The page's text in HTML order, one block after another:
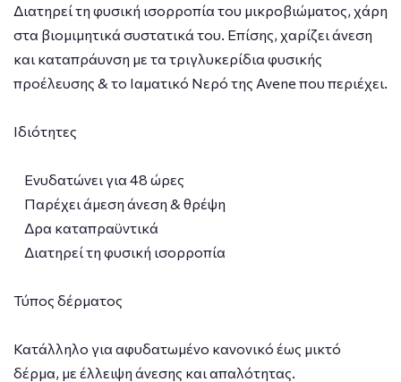
Διατηρεί τη φυσική ισορροπία του μικροβιώματος, χάρη
στα βιομιμητικά συστατικά του. Επίσης, χαρίζει άνεση
και καταπράυνση με τα τριγλυκερίδια φυσικής
προέλευσης & το Ιαματικό Νερό της Avene που περιέχει.
Ιδιότητες
Ενυδατώνει για 48 ώρες
Παρέχει άμεση άνεση & θρέψη
Δρα καταπραϋντικά
Διατηρεί τη φυσική ισορροπία
Τύπος δέρματος
Κατάλληλο για αφυδατωμένο κανονικό έως μικτό
δέρμα, με έλλειψη άνεσης και απαλότητας.